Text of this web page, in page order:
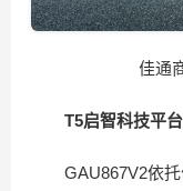
佳通商
T5启智科技平
GAU867V2依托